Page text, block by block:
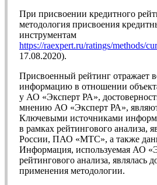
При присвоении кредитного
методология присвоения
инструментам
https://raexpert.ru/ratings/methods/
17.08.2020).
Присвоенный рейтинг отражает
информацию в отношении
у АО «Эксперт РА»,
мнению АО «Эксперт РА»,
Ключевыми источниками
в рамках рейтингового анализа,
России, ПАО «МТС», а также
Информация, используемая АО
рейтингового анализа, являлась
применения методологии.